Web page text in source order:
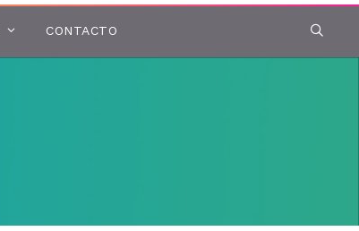
CONTACTO